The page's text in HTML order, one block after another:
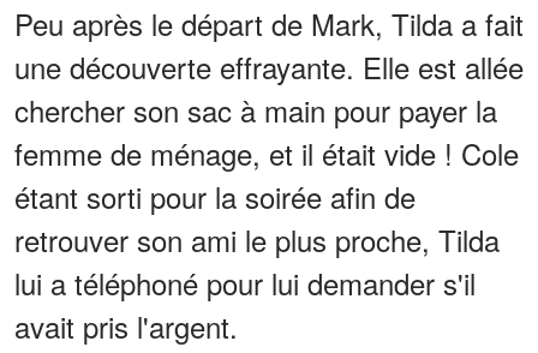
Peu après le départ de Mark, Tilda a fait
une découverte effrayante. Elle est allée
chercher son sac à main pour payer la
femme de ménage, et il était vide ! Cole
étant sorti pour la soirée afin de
retrouver son ami le plus proche, Tilda
lui a téléphoné pour lui demander s'il
avait pris l'argent.